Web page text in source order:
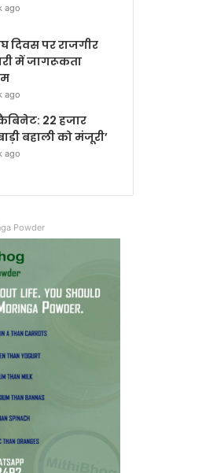
ago
दिवस पर राजगीर
में जागरूकता
ago
22 हजार
बहाली को मंजूरी’
ago
Powder